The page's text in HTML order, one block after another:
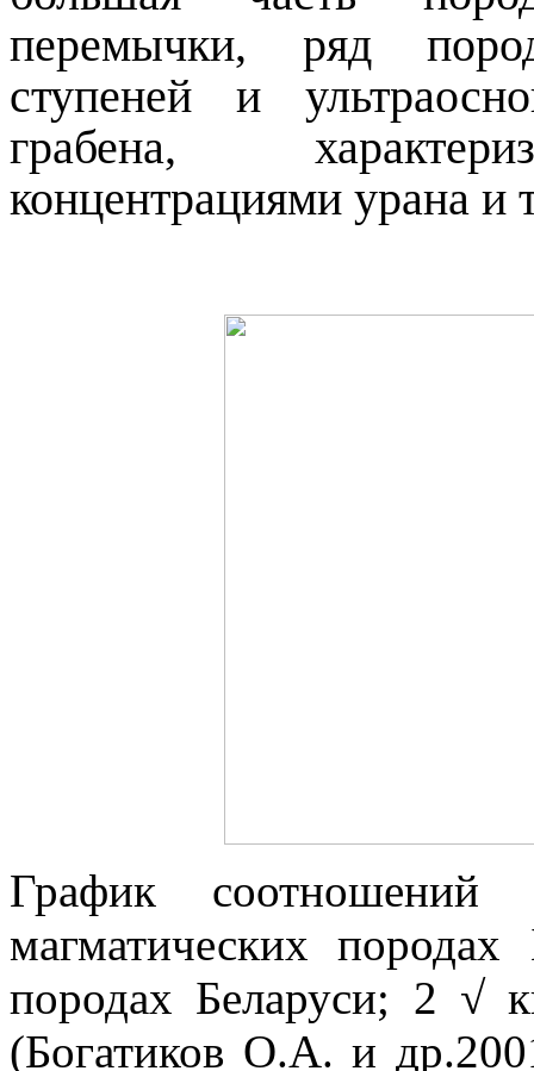
перемычки, ряд
ступеней и
грабена,
концентрациями урана и
График соотношений
магматических породах
породах Беларуси; 2 √
(Богатиков О.А. и